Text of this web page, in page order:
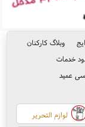
وبلاگ کارکنان
خدمات
عمید
لوازم التحریر